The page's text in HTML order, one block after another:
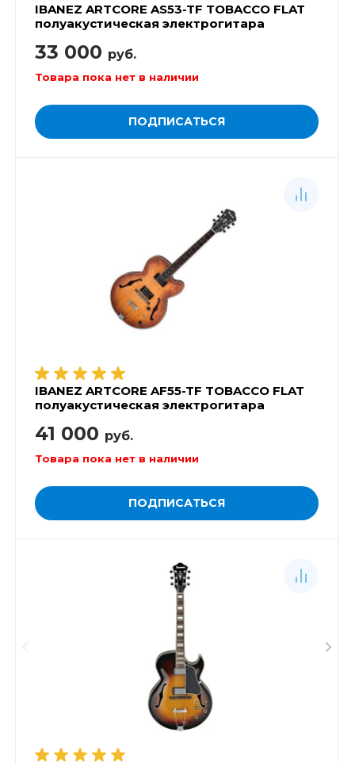
IBANEZ ARTCORE AS53-TF TOBACCO FLAT
полуакустическая электрогитара
33 000 руб.
Товара пока нет в наличии
ПОДПИСАТЬСЯ
IBANEZ ARTCORE AF55-TF TOBACCO FLAT
полуакустическая электрогитара
41 000 руб.
Товара пока нет в наличии
ПОДПИСАТЬСЯ